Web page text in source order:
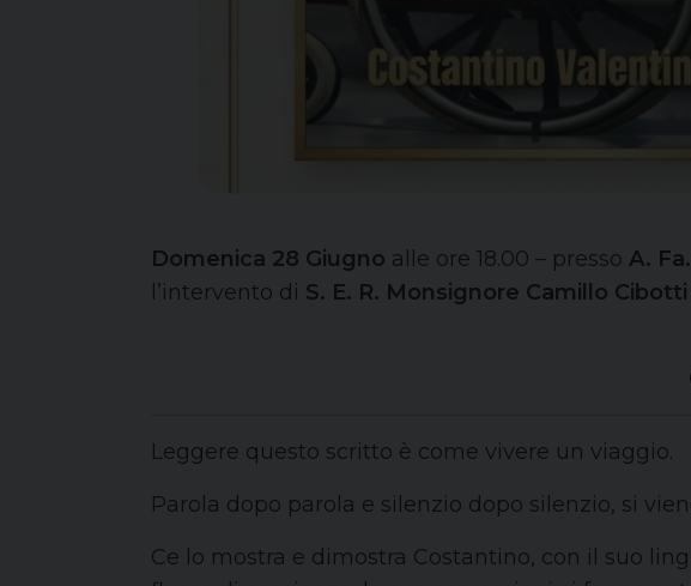
Domenica 28 Giugno alle ore 18.00 – presso A.
l’intervento di S. E. R. Monsignore Camillo Cibotti
Leggere questo scritto è come vivere un viaggio.
Parola dopo parola e silenzio dopo silenzio, si
Ce lo mostra e dimostra Costantino, con il suo